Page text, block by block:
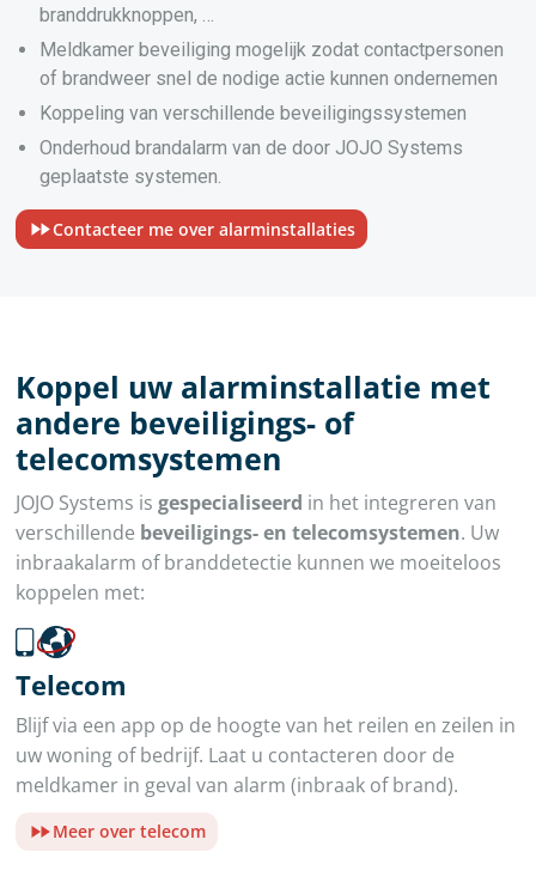
branddrukknoppen, …
Meldkamer beveiliging mogelijk zodat contactpersonen
of brandweer snel de nodige actie kunnen ondernemen
Koppeling van verschillende beveiligingssystemen
Onderhoud brandalarm van de door JOJO Systems
geplaatste systemen.
Contacteer me over alarminstallaties
Koppel uw alarminstallatie met
andere beveiligings- of
telecomsystemen
JOJO Systems isgespecialiseerd in het integreren van
verschillende beveiligings- en telecomsystemen. Uw
inbraakalarm of branddetectie kunnen we moeiteloos
koppelen met:
Telecom
Blijf via een app op de hoogte van het reilen en zeilen in
uw woning of bedrijf. Laat u contacteren door de
meldkamer in geval van alarm (inbraak of brand).
Meer over telecom